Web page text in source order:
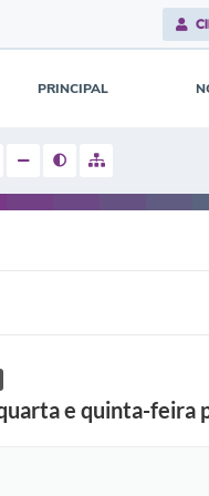
PRINCIPAL
e quinta-feira